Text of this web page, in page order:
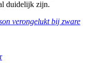
duidelijk zijn.
verongelukt bij zware